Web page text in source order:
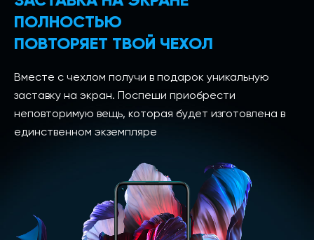
ПОЛНОСТЬЮ
ПОВТОРЯЕТ ТВОЙ ЧЕХОЛ
Вместе с чехлом получи в подарок уникальную
заставку на экран. Поспеши приобрести
неповторимую вещь, которая будет изготовлена в
единственном экземпляре